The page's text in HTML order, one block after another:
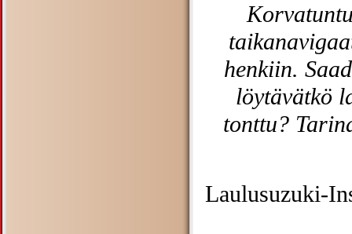
henkiin.
löytävätkö
tonttu?
Laulusuzuki-